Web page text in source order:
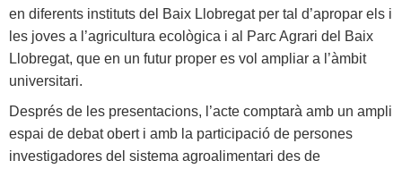
en diferents instituts del Baix Llobregat per tal d’apropar els i
les joves a l’agricultura ecològica i al Parc Agrari del Baix
Llobregat, que en un futur proper es vol ampliar a l’àmbit
universitari.
Després de les presentacions, l’acte comptarà amb un ampli
espai de debat obert i amb la participació de persones
investigadores del sistema agroalimentari des de